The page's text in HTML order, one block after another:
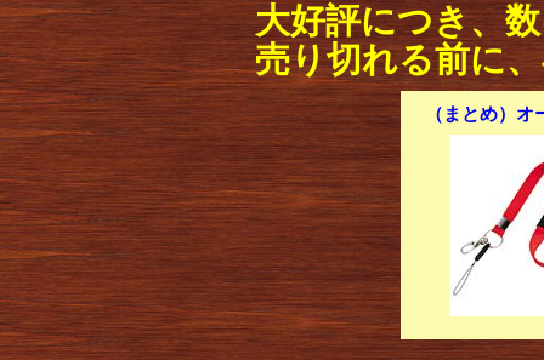
大好評につき、
売り切れる前に
（まとめ）